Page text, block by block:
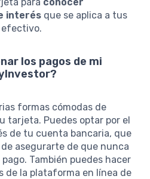
interés que se aplica a tus
efectivo.
los pagos de mi
formas cómodas de
tarjeta. Puedes optar por el
de tu cuenta bancaria, que
asegurarte de que nunca
También puedes hacer
de la plataforma en línea de